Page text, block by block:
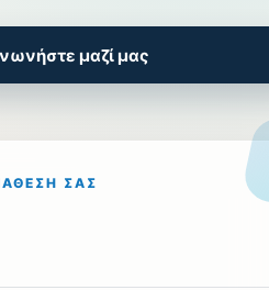
μαζί μας
ΣΑΣ